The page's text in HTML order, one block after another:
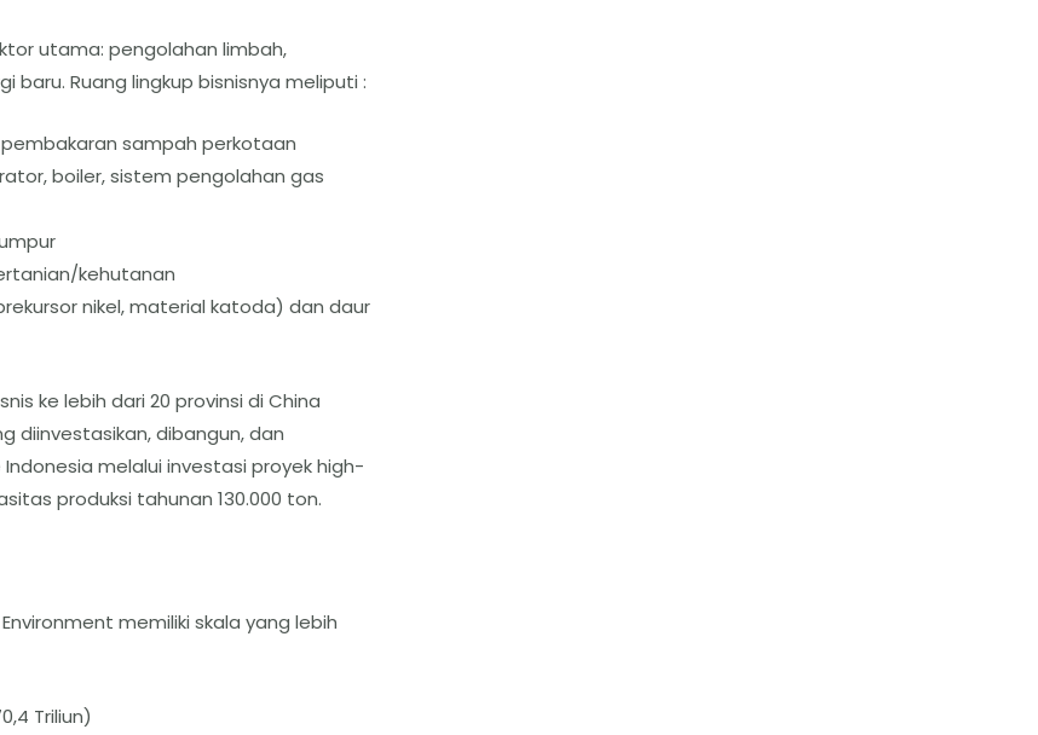
utama: pengolahan limbah,
Ruang lingkup bisnisnya meliputi :
pembakaran sampah perkotaan
boiler, sistem pengolahan gas
kehutanan
nikel, material katoda) dan daur
ke lebih dari 20 provinsi di China
diinvestasikan, dibangun, dan
melalui investasi proyek high-
produksi tahunan 130.000 ton.
memiliki skala yang lebih
Triliun)